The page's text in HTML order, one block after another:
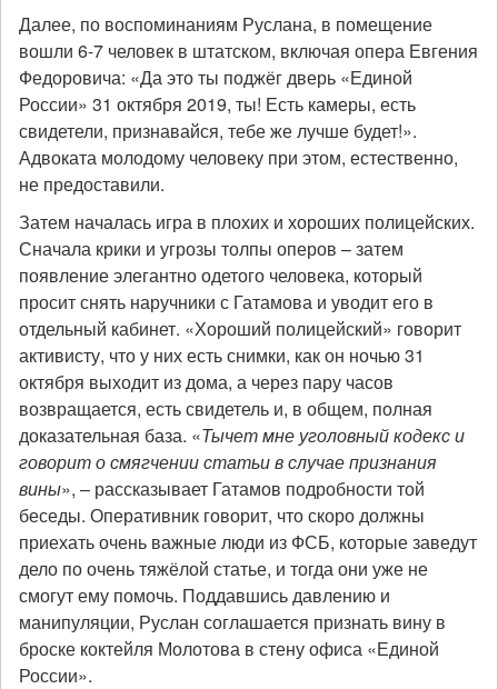
Далее, по воспоминаниям Руслана, в помещение
вошли 6-7 человек в штатском, включая опера Евгения
Федоровича: «Да это ты поджёг дверь «Единой
России» 31 октября 2019, ты! Есть камеры, есть
свидетели, признавайся, тебе же лучше будет!».
Адвоката молодому человеку при этом, естественно,
не предоставили.
Затем началась игра в плохих и хороших полицейских.
Сначала крики и угрозы толпы оперов – затем
появление элегантно одетого человека, который
просит снять наручники с Гатамова и уводит его в
отдельный кабинет. «Хороший полицейский» говорит
активисту, что у них есть снимки, как он ночью 31
октября выходит из дома, а через пару часов
возвращается, есть свидетель и, в общем, полная
доказательная база. «Тычет мне уголовный кодекс и
говорит о смягчении статьи в случае признания
вины», – рассказывает Гатамов подробности той
беседы. Оперативник говорит, что скоро должны
приехать очень важные люди из ФСБ, которые заведут
дело по очень тяжёлой статье, и тогда они уже не
смогут ему помочь. Поддавшись давлению и
манипуляции, Руслан соглашается признать вину в
броске коктейля Молотова в стену офиса «Единой
России».